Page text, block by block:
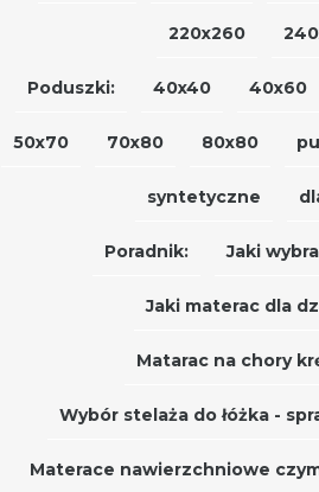
220x260
Poduszki: 40x40 40x60
50x70 70x80 80x80
syntetyczne
Poradnik: Jaki
Jaki materac dla
Matarac na chory
Wybór stelaża do łóżka -
Materace nawierzchniowe